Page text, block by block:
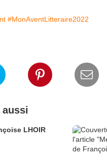
#MonAventLitteraire2022
aussi
LHOIR